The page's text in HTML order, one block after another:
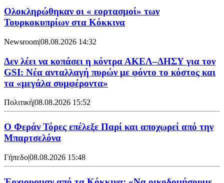
Ολοκληρώθηκαν οι « εορτασμοί» των
Τουρκοκυπρίων στα Κόκκινα
Newsroom|08.08.2026 14:32
Δεν λέει να κοπάσει η κόντρα ΑΚΕΛ–ΔΗΣΥ για τον
GSI: Νέα ανταλλαγή πυρών με φόντο το κόστος και
τα «μεγάλα συμφέροντα»
Πολιτική|08.08.2026 15:52
Ο Φεράν Τόρες επέλεξε Παρί και αποχωρεί από την
Μπαρτσελόνα
Γήπεδο|08.08.2026 15:48